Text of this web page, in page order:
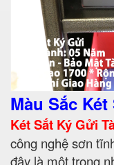
Màu Sắc
Két Sắt Ký Gửi
công nghệ sơn
đây là một trong